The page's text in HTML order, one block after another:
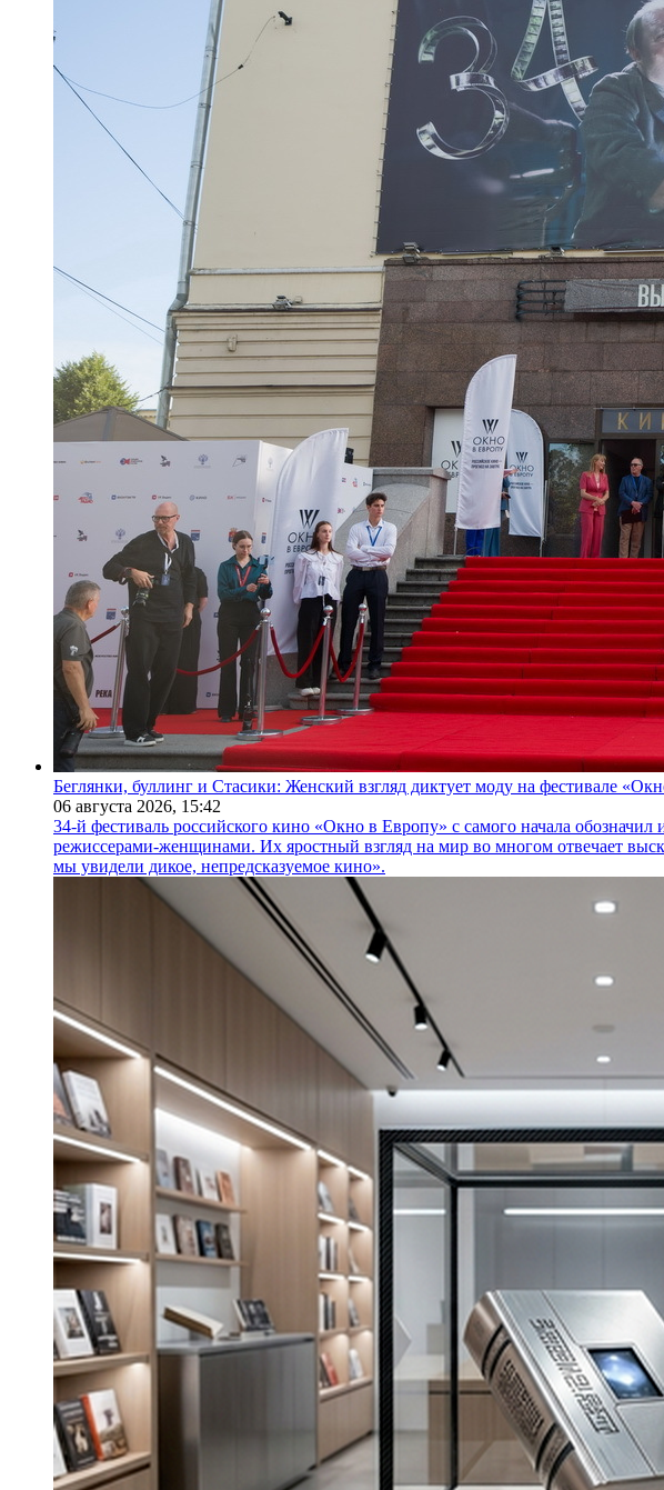
Беглянки, буллинг и Стасики: Женский взгляд диктует моду на фестивале
06 августа 2026, 15:42
34-й фестиваль российского кино «Окно в Европу» с самого начала
режиссерами-женщинами. Их яростный взгляд на мир во многом отвечает
мы увидели дикое, непредсказуемое кино».